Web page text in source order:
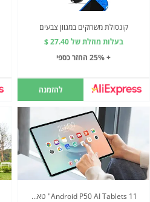
קונסולת משחקים במגוון צבעים
בעלות מוזלת של 27.40 $
+ 25% החזר כספי
להזמנה
Android P50 AI Tablets 11" טאבלט